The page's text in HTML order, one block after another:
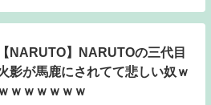
のある主人公になりそうだ
【NARUTO】NARUTOの三代目
影が馬鹿にされてて悲しい奴ｗ
ｗｗｗｗｗｗ